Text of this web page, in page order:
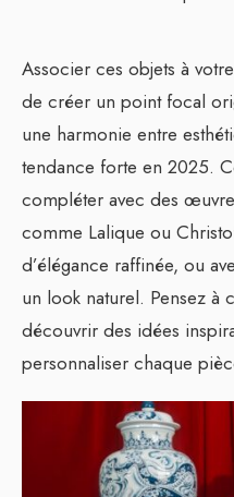
Associer ces objets à
de créer un point focal
une harmonie entre
tendance forte en 2025.
compléter avec des
comme Lalique ou
d’élégance raffinée, ou
un look naturel. Pensez à
découvrir des idées
personnaliser chaque